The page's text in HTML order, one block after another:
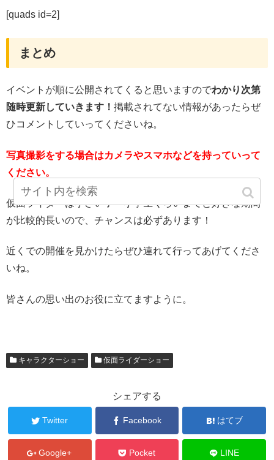
[quads id=2]
まとめ
イベントが順に公開されてくると思いますのでわかり次第
随時更新していきます！ 掲載されてない情報があったらぜ
ひコメントしていってくださいね。
写真撮影をする場合はカメラやスマホなどを持っていって
ください。
仮面ライダーは小さい子〜小学生くらいまでと好きな期間
が比較的長いので、チャンスは必ずあります！
近くでの開催を見かけたらぜひ連れて行ってあげてくださ
いね。
皆さんの思い出のお役に立てますように。
キャラクターショー 仮面ライダーショー
シェアする
Twitter Facebook はてブ
Google+ Pocket LINE